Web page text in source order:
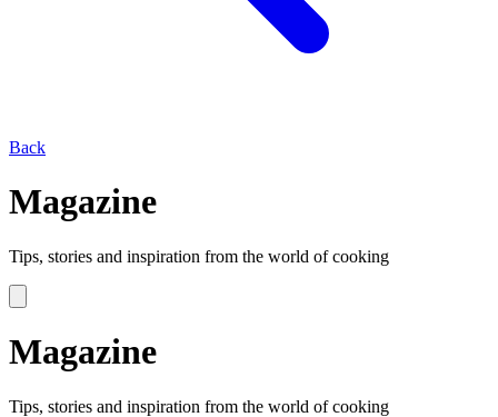
Back
Magazine
Tips, stories and inspiration from the world of cooking
Magazine
Tips, stories and inspiration from the world of cooking